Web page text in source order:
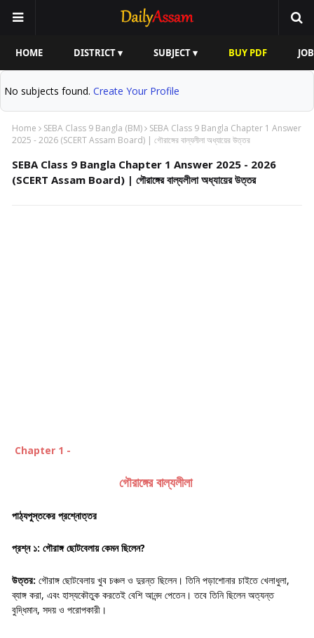
HOME DISTRICT ▾ SUBJECT ▾ BUY PDF
No subjects found. Create Your Profile
Home SEBA Class 9 Bangla (BM)
SEBA Class 9 Bangla Chapter 1 Answer
2025 - 2026 (SCERT Assam Board) | গৌরাঙ্গের বাল্যলীলা অধ্যায়ের উত্তর
SEBA Class 9 Bangla Chapter 1 Answer 2025 - 2026
(SCERT Assam Board) | গৌরাঙ্গের বাল্যলীলা অধ্যায়ের উত্তর
Chapter 1 -
গৌরাঙ্গের বাল্যলীলা
পাঠ্যপুস্তকের প্রশ্নোত্তর
প্রশ্ন ১: গৌরাঙ্গ ছোটবেলায় কেমন ছিলেন?
উত্তর: গৌরাঙ্গ ছোটবেলায় খুব চঞ্চল ও দুরন্ত ছিলেন। তিনি পড়াশোনার চাইতে খেলাধুলা,
ব্যাঙ্গ করা, এবং হাস্যকৌতুক করতেই বেশি আনন্দ পেতেন। তবে তিনি ছিলেন অত্যন্ত
বুদ্ধিমান, সদয় ও পরোপকারী।